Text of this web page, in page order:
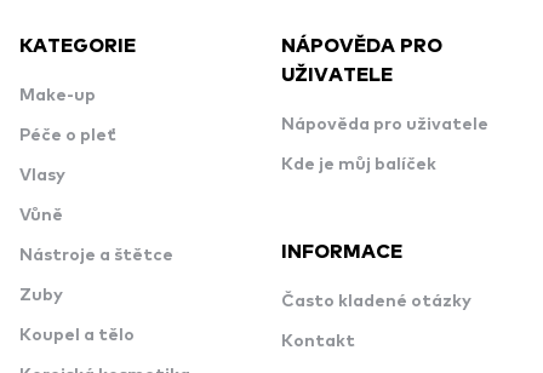
KATEGORIE
Make-up
Péče o pleť
Vlasy
Vůně
Nástroje a štětce
Zuby
Koupel a tělo
NÁPOVĚDA PRO
UŽIVATELE
Nápověda pro uživatele
Kde je můj balíček
INFORMACE
Často kladené otázky
Kontakt